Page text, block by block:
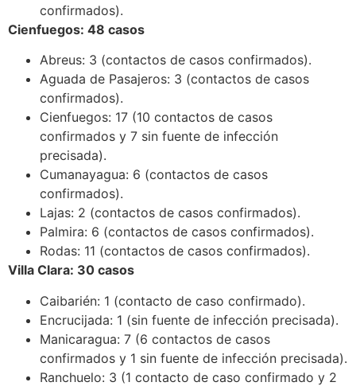
confirmados).
Cienfuegos: 48 casos
Abreus: 3 (contactos de casos confirmados).
Aguada de Pasajeros: 3 (contactos de casos
confirmados).
Cienfuegos: 17 (10 contactos de casos
confirmados y 7 sin fuente de infección
precisada).
Cumanayagua: 6 (contactos de casos
confirmados).
Lajas: 2 (contactos de casos confirmados).
Palmira: 6 (contactos de casos confirmados).
Rodas: 11 (contactos de casos confirmados).
Villa Clara: 30 casos
Caibarién: 1 (contacto de caso confirmado).
Encrucijada: 1 (sin fuente de infección precisada).
Manicaragua: 7 (6 contactos de casos
confirmados y 1 sin fuente de infección precisada).
Ranchuelo: 3 (1 contacto de caso confirmado y 2